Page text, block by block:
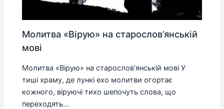
Молитва «Вірую» на старослов’янській
мові
Молитва «Вірую» на старослов’янській мові У
тиші храму, де лункі ехо молитви огортає
кожного, віруючі тихо шепочуть слова, що
переходять…